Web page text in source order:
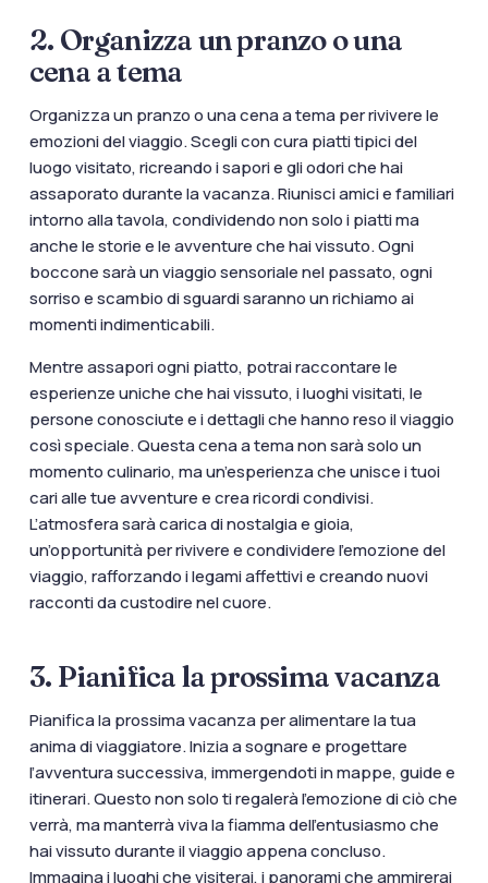
2. Organizza un pranzo o una
cena a tema
Organizza un pranzo o una cena a tema per rivivere le
emozioni del viaggio. Scegli con cura piatti tipici del
luogo visitato, ricreando i sapori e gli odori che hai
assaporato durante la vacanza. Riunisci amici e familiari
intorno alla tavola, condividendo non solo i piatti ma
anche le storie e le avventure che hai vissuto. Ogni
boccone sarà un viaggio sensoriale nel passato, ogni
sorriso e scambio di sguardi saranno un richiamo ai
momenti indimenticabili.
Mentre assapori ogni piatto, potrai raccontare le
esperienze uniche che hai vissuto, i luoghi visitati, le
persone conosciute e i dettagli che hanno reso il viaggio
così speciale. Questa cena a tema non sarà solo un
momento culinario, ma un’esperienza che unisce i tuoi
cari alle tue avventure e crea ricordi condivisi.
L’atmosfera sarà carica di nostalgia e gioia,
un’opportunità per rivivere e condividere l’emozione del
viaggio, rafforzando i legami affettivi e creando nuovi
racconti da custodire nel cuore.
3. Pianifica la prossima vacanza
Pianifica la prossima vacanza per alimentare la tua
anima di viaggiatore. Inizia a sognare e progettare
l’avventura successiva, immergendoti in mappe, guide e
itinerari. Questo non solo ti regalerà l’emozione di ciò che
verrà, ma manterrà viva la fiamma dell’entusiasmo che
hai vissuto durante il viaggio appena concluso.
Immagina i luoghi che visiterai, i panorami che ammirerai